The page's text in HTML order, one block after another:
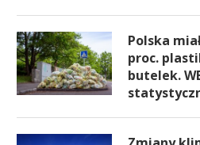
Polska
proc.
butelek.